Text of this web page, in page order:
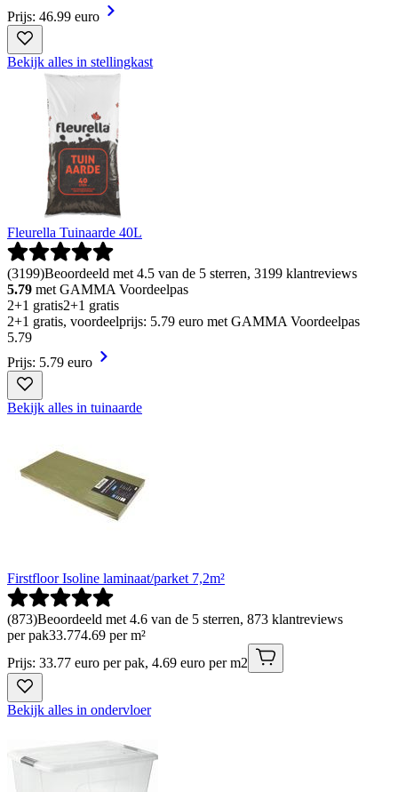
Prijs: 46.99 euro
Bekijk alles in stellingkast
Fleurella Tuinaarde 40L
(3199)Beoordeeld met 4.5 van de 5 sterren, 3199 klantreviews
5.79 met GAMMA Voordeelpas
2+1 gratis2+1 gratis
2+1 gratis, voordeelprijs: 5.79 euro met GAMMA Voordeelpas
5.79
Prijs: 5.79 euro
Bekijk alles in tuinaarde
Firstfloor Isoline laminaat/parket 7,2m²
(873)Beoordeeld met 4.6 van de 5 sterren, 873 klantreviews
per pak33.774.69 per m²
Prijs: 33.77 euro per pak, 4.69 euro per m2
Bekijk alles in ondervloer